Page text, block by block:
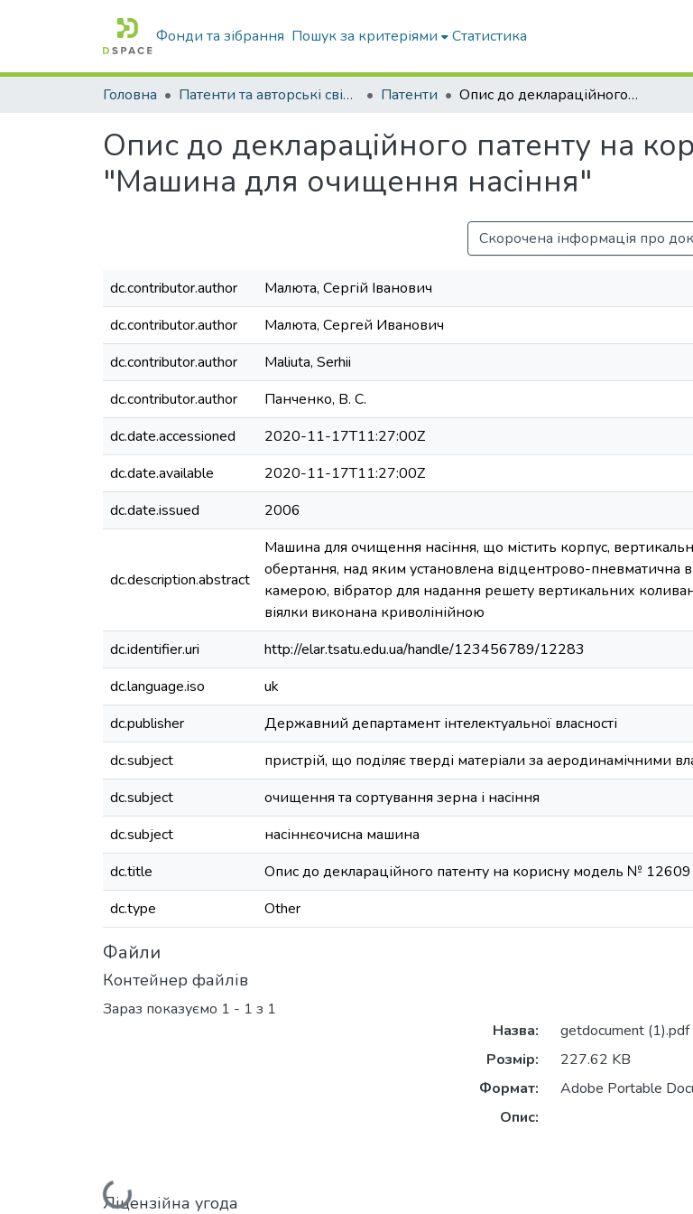
Фонди та зібрання Пошук за критеріями Статистика
Головна Патенти та авторські свідоцтва Патенти Опис до деклараційного патенту на корисну модель № 12609 "Машина для очищення насіння"
Опис до деклараційного патенту на
"Машина для очищення насіння"
Скорочена інформація про
dc.contributor.author
Малюта, Сергій Іванович
dc.contributor.author
Малюта, Сергей Иванович
dc.contributor.author
Maliuta, Serhii
dc.contributor.author
Панченко, В. С.
dc.date.accessioned
2020-11-17T11:27:00Z
dc.date.available
2020-11-17T11:27:00Z
dc.date.issued
2006
dc.description.abstract
Машина для очищення насіння, що містить корпус,
обертання, над яким установлена відцентрово-пневматична
камерою, вібратор для надання решету вертикальних
віялки виконана криволінійною
dc.identifier.uri
http://elar.tsatu.edu.ua/handle/123456789/12283
dc.language.iso
uk
dc.publisher
Державний департамент інтелектуальної власності
dc.subject
пристрій, що поділяє тверді матеріали за аеродинамічними
dc.subject
очищення та сортування зерна і насіння
dc.subject
насіннєочисна машина
dc.title
Опис до деклараційного патенту на корисну модель №
dc.type
Other
Файли
Контейнер файлів
Зараз показуємо 1 - 1 з 1
Назва:
getdocument (1).pdf
Розмір:
227.62 KB
Формат:
Adobe Portable
Опис:
Ліцензійна угода